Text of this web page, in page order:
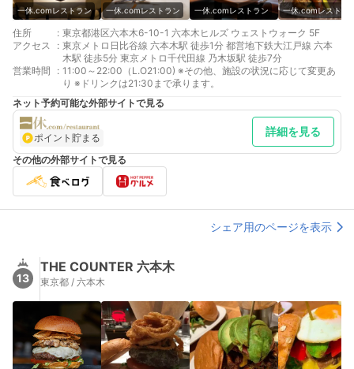
一休.comレストラン 一休.comレストラン 一休.comレストラン 一休.comレストラ
住所 : 東京都港区六本木6-10-1 六本木ヒルズ ウェストウォーク 5F
アクセス
: 東京メトロ日比谷線 六本木駅 徒歩1分 都営地下鉄大江戸線 六本
木駅 徒歩5分 東京メトロ千代田線 乃木坂駅 徒歩7分
営業時間
: 11:00～22:00（L.O21:00) ※その他、施設の状況に応じて変更あ
り ※ドリンクは21:30まで承ります。
ネット予約可能な外部サイトで見る
ポイント貯まる 詳細を見る
その他の外部サイトで見る
シェア用のページを表示
13
THE COUNTER 六本木
東京都 / 六本木